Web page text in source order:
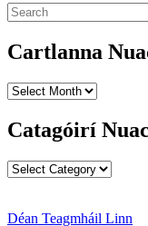
Cartlanna
Cartlanna
Catagóirí
Catagóirí
Déan Teagmháil Linn